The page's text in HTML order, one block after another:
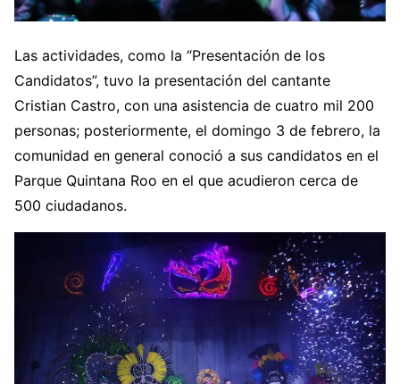
Las actividades, como la “Presentación de los
Candidatos”, tuvo la presentación del cantante
Cristian Castro, con una asistencia de cuatro mil 200
personas; posteriormente, el domingo 3 de febrero, la
comunidad en general conoció a sus candidatos en el
Parque Quintana Roo en el que acudieron cerca de
500 ciudadanos.